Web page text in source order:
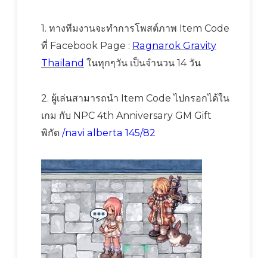
1. ทางทีมงานจะทำการโพสต์ภาพ Item Code
ที่ Facebook Page : Ragnarok Gravity
Thailand ในทุกๆวัน เป็นจำนวน 14 วัน
2. ผู้เล่นสามารถนำ Item Code ไปกรอกได้ใน
เกม กับ NPC 4th Anniversary GM Gift
พิกัด /navi alberta 145/82